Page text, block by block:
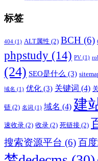
标签
404 (1) ALT属性 (2) BCH (6)
phpstudy (14) PV (1)
(24) SEO是什么 (3)
域名 (1) 优化 (3) 关键词 (4)
链 (2) 名词 (1) 域名 (4) 建
速收录 (2) 收录 (2) 死链接 (2)
搜索资源平台 (6)百